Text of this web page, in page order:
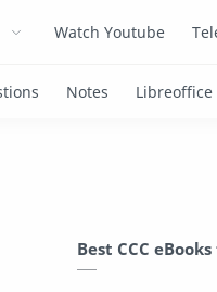
Watch Youtube
Best CCC